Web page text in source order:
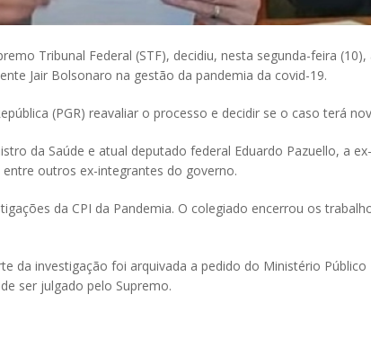
Tribunal Federal (STF), decidiu, nesta segunda-feira
Jair Bolsonaro na gestão da pandemia da covid-19.
(PGR) reavaliar o processo e decidir se o caso terá
da Saúde e atual deputado federal Eduardo Pazuello, a
outros ex-integrantes do governo.
da CPI da Pandemia. O colegiado encerrou os
da investigação foi arquivada a pedido do Ministério
ser julgado pelo Supremo.